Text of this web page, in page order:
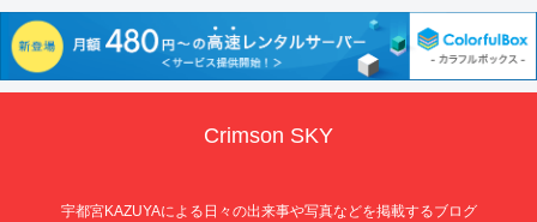
Crimson SKY
宇都宮KAZUYAによる日々の出来事や写真などを掲載するブログ